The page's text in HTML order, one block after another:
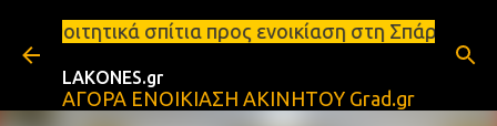
Μετάβαση στο κύριο περιεχόμενο
προς ενοικίαση στη Σπάρτη Ενοικιάσεις
LAKONES.gr
ΑΓΟΡΑ ΕΝΟΙΚΙΑΣΗ ΑΚΙΝΗΤΟΥ Grad.gr